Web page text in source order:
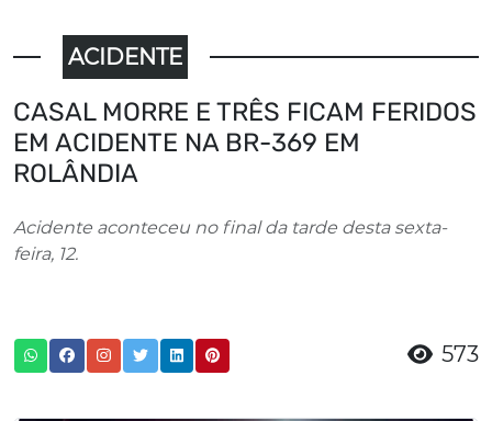
ACIDENTE
CASAL MORRE E TRÊS FICAM FERIDOS
EM ACIDENTE NA BR-369 EM
ROLÂNDIA
Acidente aconteceu no final da tarde desta sexta-
feira, 12.
573